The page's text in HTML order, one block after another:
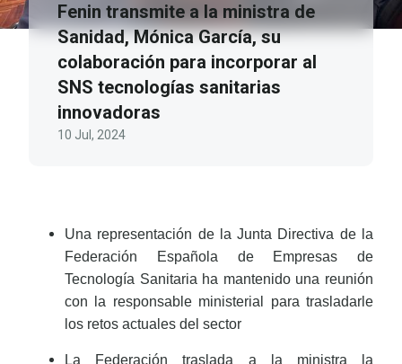
Fenin transmite a la ministra de
Sanidad, Mónica García, su
colaboración para incorporar al
SNS tecnologías sanitarias
innovadoras
10 Jul, 2024
Una representación de la Junta Directiva de la
Federación Española de Empresas de
Tecnología Sanitaria ha mantenido una reunión
con la responsable ministerial para trasladarle
los retos actuales del sector
La Federación traslada a la ministra la